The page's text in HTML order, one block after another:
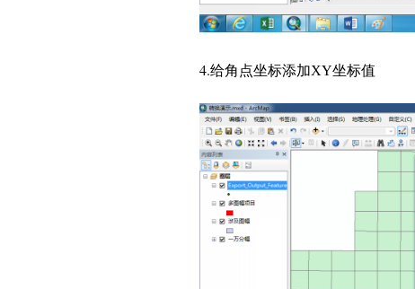
4.给角点坐标添加XY坐标值